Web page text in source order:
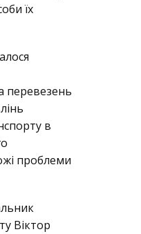
їх
перевезень
в
проблеми
Віктор